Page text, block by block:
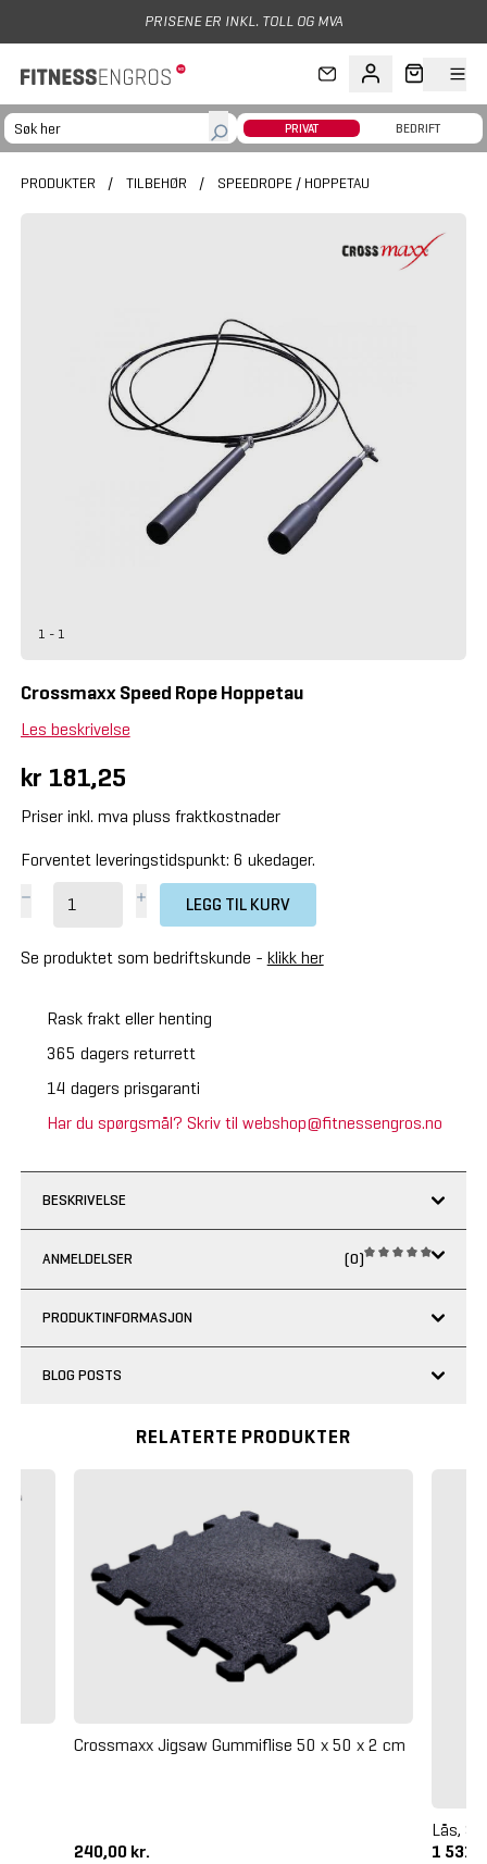
Hopp til hovedinnhold
PRISENE ER INKL. TOLL OG MVA
PRIVAT BEDRIFT
PRODUKTER / TILBEHØR / SPEEDROPE / HOPPETAU
1 - 1
Crossmaxx Speed Rope Hoppetau
Les beskrivelse
kr 181,25
Priser inkl. mva pluss fraktkostnader
Forventet leveringstidspunkt: 6 ukedager.
LEGG TIL KURV
Se produktet som bedriftskunde - klikk her
Rask frakt eller henting
365 dagers returrett
14 dagers prisgaranti
Har du spørgsmål? Skriv til webshop@fitnessengros.no
BESKRIVELSE
ANMELDELSER (0)
PRODUKTINFORMASJON
BLOG POSTS
RELATERTE PRODUKTER
Crossmaxx Jigsaw Gummiflise 50 x 50 x 2 cm
240,00 kr.
Lås,
1